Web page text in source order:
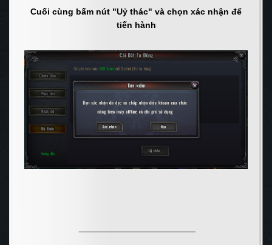
Cuối cùng bấm nút "Uỷ thác" và chọn xác nhận để
tiến hành